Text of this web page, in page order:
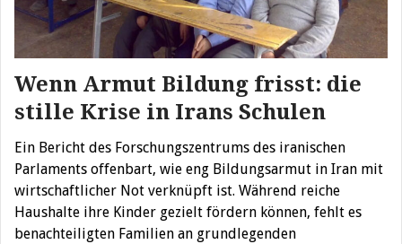
Wenn Armut Bildung frisst: die
stille Krise in Irans Schulen
Ein Bericht des Forschungszentrums des iranischen
Parlaments offenbart, wie eng Bildungsarmut in Iran mit
wirtschaftlicher Not verknüpft ist. Während reiche
Haushalte ihre Kinder gezielt fördern können, fehlt es
benachteiligten Familien an grundlegenden